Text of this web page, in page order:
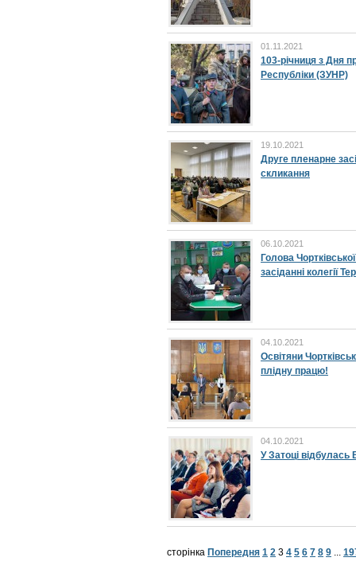
01.11.2021
103-річниця з Дня
Республіки (ЗУНР)
19.10.2021
Друге пленарне
скликання
06.10.2021
Голова
засіданні колегії
04.10.2021
Освітяни
плідну працю!
04.10.2021
У Затоці
сторінка Попередня 1 2 3 4 5 6 7 8 9 ...